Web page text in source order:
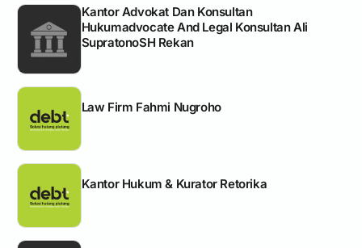
Kantor Advokat Dan Konsultan
Hukumadvocate And Legal Konsultan Ali
SupratonoSH Rekan
Law Firm Fahmi Nugroho
Kantor Hukum & Kurator Retorika